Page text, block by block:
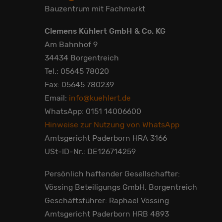
Bauzentrum mit Fachmarkt
Clemens Kühlert GmbH & Co. KG
Am Bahnhof 9
34434 Borgentreich
Tel.: 05645 78020
Fax: 05645 780239
Email: info@kuehlert.de
WhatsApp: 0151 14006600
Hinweise zur Nutzung von WhatsApp
Amtsgericht Paderborn HRA 3166
USt-ID-Nr.: DE126714259
Persönlich haftender Gesellschafter:
Vössing Beteiligungs GmbH, Borgentreich
Geschäftsführer: Raphael Vössing
Amtsgericht Paderborn HRB 4893